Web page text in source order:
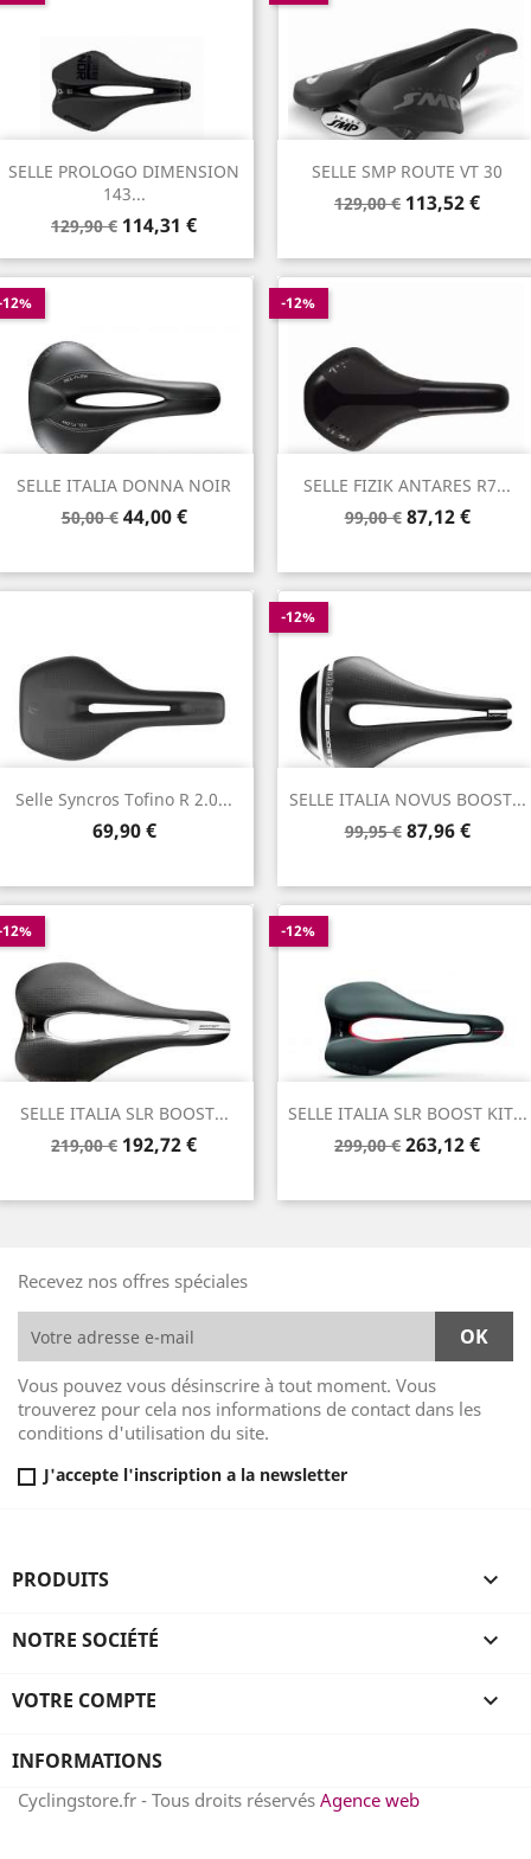
SELLE PROLOGO DIMENSION
143...
Prix
base
129,90 € Prix
114,31 €
SELLE SMP ROUTE VT 30
Prix
129,00 € Prix
113,52 €
SELLE ITALIA DONNA NOIR
Prix
50,00 € Prix
44,00 €
SELLE FIZIK ANTARES R7...
Prix
99,00 €
-12%
Prix
87,12 €
Selle Syncros Tofino R 2.0...
Prix
69,90 €
SELLE ITALIA NOVUS BOOST...
Prix
99,95 €
-12%
Prix
87,96 €
SELLE ITALIA SLR BOOST...
Prix
219,00 € Prix
192,72 €
SELLE ITALIA SLR BOOST KIT...
Prix
299,00 €
-12%
Prix
263,12 €
Recevez nos offres spéciales
Vous pouvez vous désinscrire à tout moment. Vous
trouverez pour cela nos informations de contact dans les
conditions d'utilisation du site.
J'accepte l'inscription a la newsletter
PRODUITS 
NOTRE SOCIÉTÉ 
VOTRE COMPTE 
INFORMATIONS
Cyclingstore.fr - Tous droits réservés Agence web